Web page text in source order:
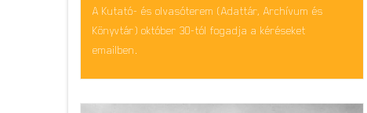
A Kutató- és olvasóterem (Adattár, Archívum és
Könyvtár) október 30-tól fogadja a kéréseket
emailben.